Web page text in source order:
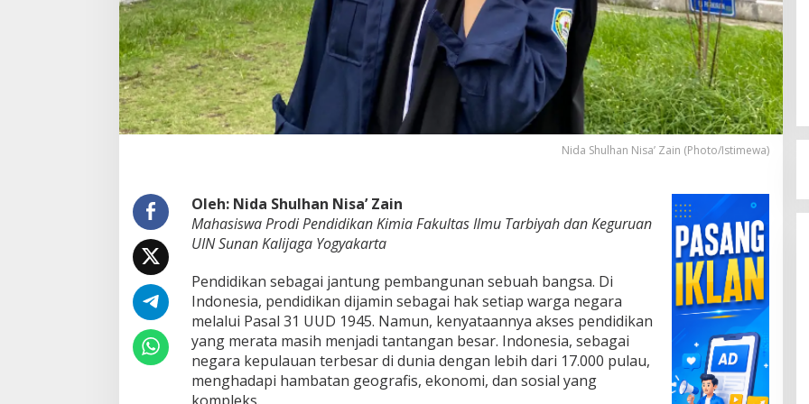
u
k
I
n
d
o
n
e
s
m
a
Nida Shulhan Nisa’ Zain (Photo/Istimewa)
Oleh: Nida Shulhan Nisa’ Zain
Mahasiswa Prodi Pendidikan Kimia Fakultas Ilmu Tarbiyah dan Keguruan
UIN Sunan Kalijaga Yogyakarta
Pendidikan sebagai jantung pembangunan sebuah bangsa. Di
Indonesia, pendidikan dijamin sebagai hak setiap warga negara
melalui Pasal 31 UUD 1945. Namun, kenyataannya akses pendidikan
yang merata masih menjadi tantangan besar. Indonesia, sebagai
negara kepulauan terbesar di dunia dengan lebih dari 17.000 pulau,
menghadapi hambatan geografis, ekonomi, dan sosial yang
kompleks.